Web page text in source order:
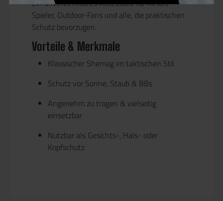
Ein unverzichtbares Accessoire für Airsoft-
Spieler, Outdoor-Fans und alle, die praktischen
Schutz bevorzugen.
Vorteile & Merkmale
Klassischer Shemag im taktischen Stil
Schutz vor Sonne, Staub & BBs
Angenehm zu tragen & vielseitig
einsetzbar
Nutzbar als Gesichts-, Hals- oder
Kopfschutz